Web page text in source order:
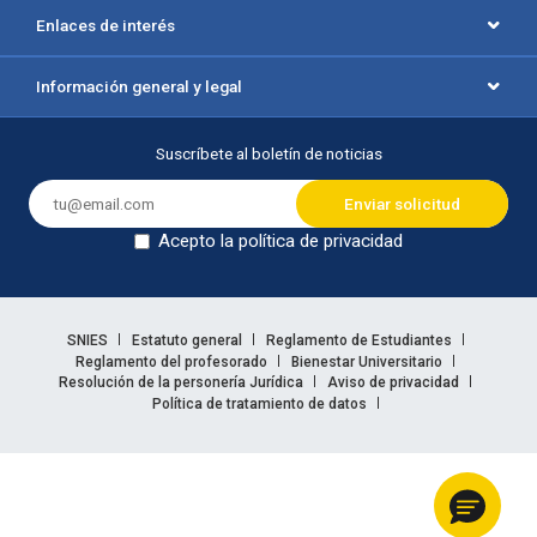
Enlaces de interés
Información general y legal
Suscríbete al boletín de noticias
Acepto la política de privacidad
Enlaces legales
SNIES Estatuto general
Reglamento de Estudiantes
Reglamento del profesorado
Bienestar Universitario
Resolución de la personería Jurídica
Aviso de privacidad
Política de tratamiento de datos